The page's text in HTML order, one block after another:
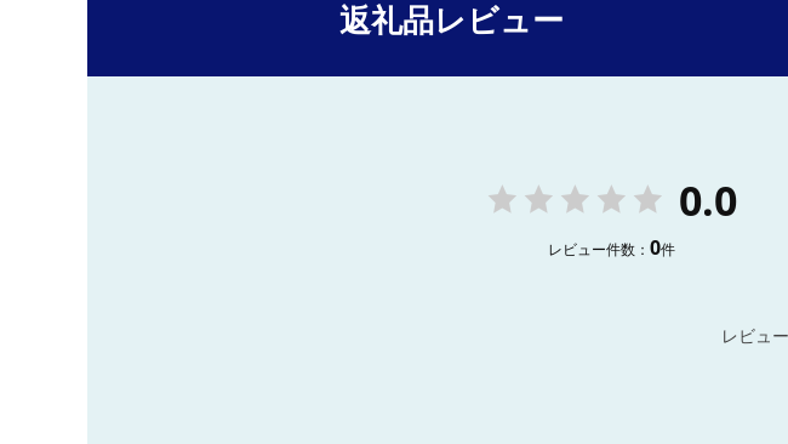
返礼品レビュー
0.0
レビュー件数： 0件
レビュ